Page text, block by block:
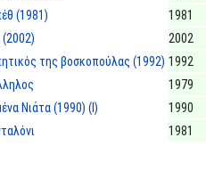
(1981)
1981
2002
της βοσκοπούλας (1992) 1992
1979
Νιάτα (1990) (I)
1990
1981